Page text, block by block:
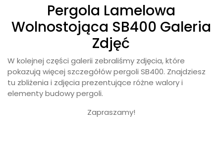
Pergola Lamelowa
Wolnostojąca SB400 Galeria
Zdjęć
W kolejnej części galerii zebraliśmy zdjęcia, które
pokazują więcej szczegółów pergoli SB400. Znajdziesz
tu zbliżenia i zdjęcia prezentujące różne walory i
elementy budowy pergoli.
Zapraszamy!